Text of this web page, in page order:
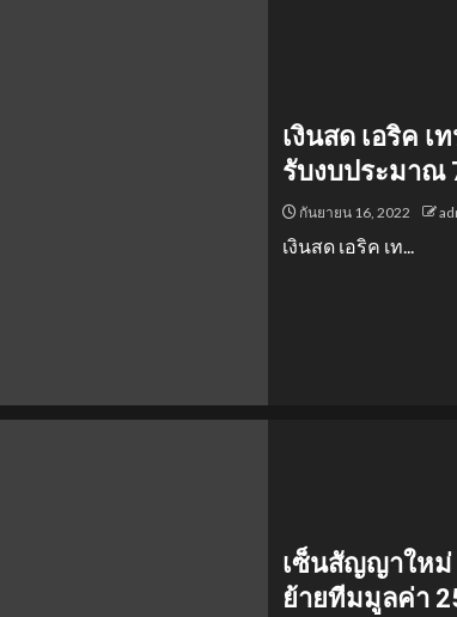
เงินสด เอริค เ
รับงบประมาณ
กันยายน 16, 2022
เงินสด เอริค เท...
เซ็นสัญญาใหม่
ย้ายทีมมูลค่า